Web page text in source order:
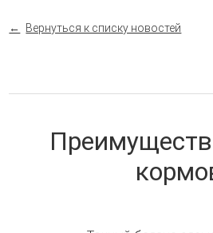
Вернуться к списку новостей